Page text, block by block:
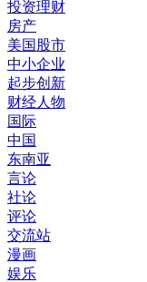
投资理财
房产
美国股市
中小企业
起步创新
财经人物
国际
中国
东南亚
言论
社论
评论
交流站
漫画
娱乐